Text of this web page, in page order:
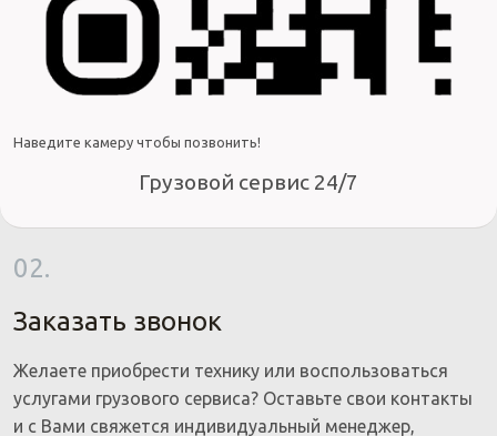
Наведите камеру чтобы позвонить!
Грузовой сервис 24/7
02.
Заказать звонок
Желаете приобрести технику или воспользоваться
услугами грузового сервиса? Оставьте свои контакты
и с Вами свяжется индивидуальный менеджер,